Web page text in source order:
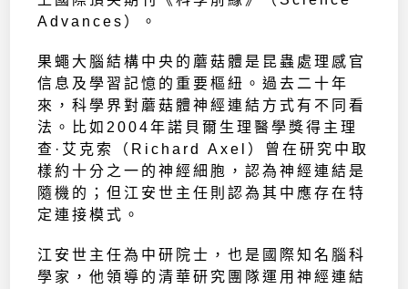
Advances）。
果蠅大腦結構中央的蘑菇體是昆蟲處理感官
信息及學習記憶的重要樞紐。過去二十年
來，科學界對蘑菇體神經連結方式有不同看
法。比如2004年諾貝爾生理醫學獎得主理
查·艾克索（Richard Axel）曾在研究中取
樣約十分之一的神經細胞，認為神經連結是
隨機的；但江安世主任則認為其中應存在特
定連接模式。
江安世主任為中研院士，也是國際知名腦科
學家，他領導的清華研究團隊運用神經連結